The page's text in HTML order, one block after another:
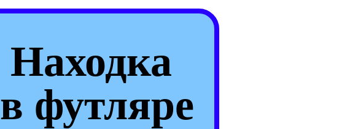
Находка
в футляре